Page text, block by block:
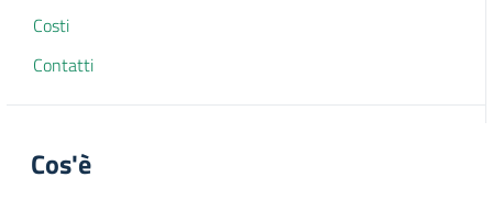
Costi
Contatti
Cos'è